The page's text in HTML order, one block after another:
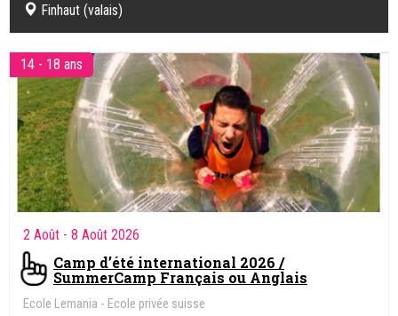
Finhaut (valais)
14 - 18 ans
2 Août - 8 Août 2026
Camp d’été international 2026 /
SummerCamp Français ou Anglais
Ecole Lemania - Ecole privée suisse